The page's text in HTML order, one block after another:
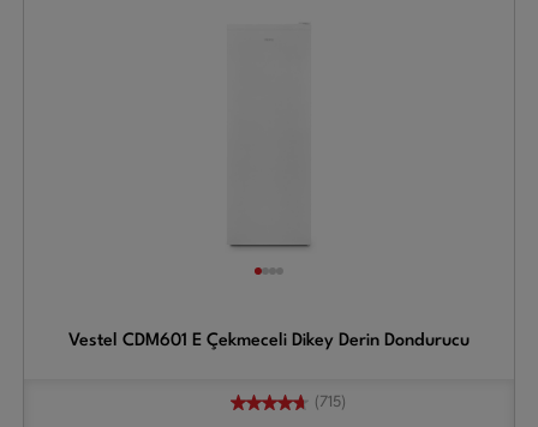
Vestel CDM601 E Çekmeceli Dikey Derin Dondurucu
(715)